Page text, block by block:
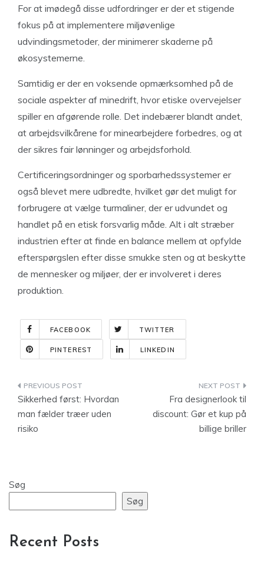
For at imødegå disse udfordringer er der et stigende
fokus på at implementere miljøvenlige
udvindingsmetoder, der minimerer skaderne på
økosystemerne.
Samtidig er der en voksende opmærksomhed på de
sociale aspekter af minedrift, hvor etiske overvejelser
spiller en afgørende rolle. Det indebærer blandt andet,
at arbejdsvilkårene for minearbejdere forbedres, og at
der sikres fair lønninger og arbejdsforhold.
Certificeringsordninger og sporbarhedssystemer er
også blevet mere udbredte, hvilket gør det muligt for
forbrugere at vælge turmaliner, der er udvundet og
handlet på en etisk forsvarlig måde. Alt i alt stræber
industrien efter at finde en balance mellem at opfylde
efterspørgslen efter disse smukke sten og at beskytte
de mennesker og miljøer, der er involveret i deres
produktion.
FACEBOOK TWITTER
PINTEREST LINKEDIN
Indlægsnavigation
Sikkerhed først: Hvordan
man fælder træer uden
risiko
Fra designerlook til
discount: Gør et kup på
billige briller
Søg
Søg
Recent Posts